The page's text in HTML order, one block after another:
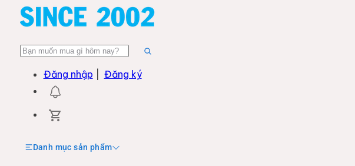
Đăng nhập Đăng ký
Danh mục sản phẩm